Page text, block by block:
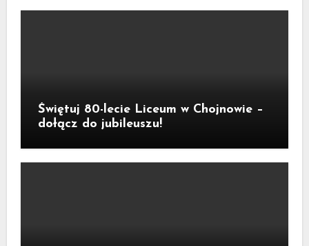
Świętuj 80-lecie Liceum w Chojnowie –
dołącz do jubileuszu!